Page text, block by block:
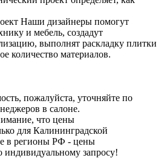
Наши дизайнеры помогут
и мебель, создадут
выполнят раскладку плитки
количество материалов.
пожалуйста, уточняйте по
в салоне.
что цены
для Калининградской
в регионы РФ - цены
индивидуальному запросу!